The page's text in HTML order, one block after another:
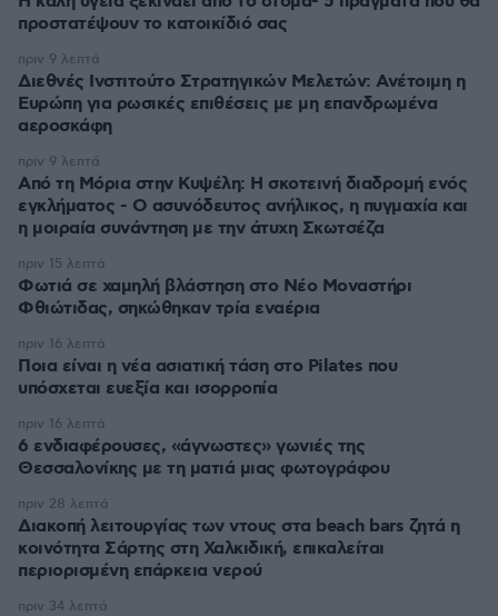
προστατέψουν το κατοικίδιό σας
Διεθνές Ινστιτούτο Στρατηγικών Μελετών: Ανέτοιμη η
Ευρώπη για ρωσικές επιθέσεις με μη επανδρωμένα
αεροσκάφη
πριν 9 λεπτά
Από τη Μόρια στην Κυψέλη: Η σκοτεινή διαδρομή ενός
εγκλήματος - Ο ασυνόδευτος ανήλικος, η πυγμαχία και
η μοιραία συνάντηση με την άτυχη Σκωτσέζα
πριν 9 λεπτά
Φωτιά σε χαμηλή βλάστηση στο Νέο Μοναστήρι
Φθιώτιδας, σηκώθηκαν τρία εναέρια
πριν 15 λεπτά
Ποια είναι η νέα ασιατική τάση στο Pilates που
υπόσχεται ευεξία και ισορροπία
πριν 16 λεπτά
6 ενδιαφέρουσες, «άγνωστες» γωνιές της
Θεσσαλονίκης με τη ματιά μιας φωτογράφου
πριν 16 λεπτά
Διακοπή λειτουργίας των ντους στα beach bars ζητά η
κοινότητα Σάρτης στη Χαλκιδική, επικαλείται
περιορισμένη επάρκεια νερού
πριν 28 λεπτά
πριν 34 λεπτά